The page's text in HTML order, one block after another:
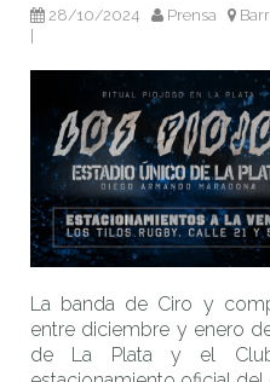
28/10/2024 Prensa
La banda de Ciro y
entre diciembre y enero
de La Plata y el